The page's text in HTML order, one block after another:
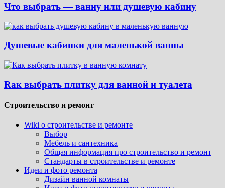
Что выбрать — ванну или душевую кабину
Душевые кабинки для маленькой ванны
Rак выбрать плитку для ванной и туалета
Строительство и ремонт
Wiki о строительстве и ремонте
Выбор
Мебель и сантехника
Общая информация про строительство и ремонт
Стандарты в строительстве и ремонте
Идеи и фото ремонта
Дизайн ванной комнаты